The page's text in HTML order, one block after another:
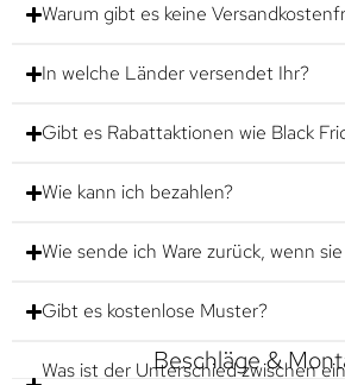
Warum gibt es keine
In welche Länder versendet Ihr?
Gibt es Rabattaktionen wie Black
Wie kann ich bezahlen?
Wie sende ich Ware zurück, wenn
Gibt es kostenlose Muster?
Beschläge &
Was ist der Unterschied zwischen